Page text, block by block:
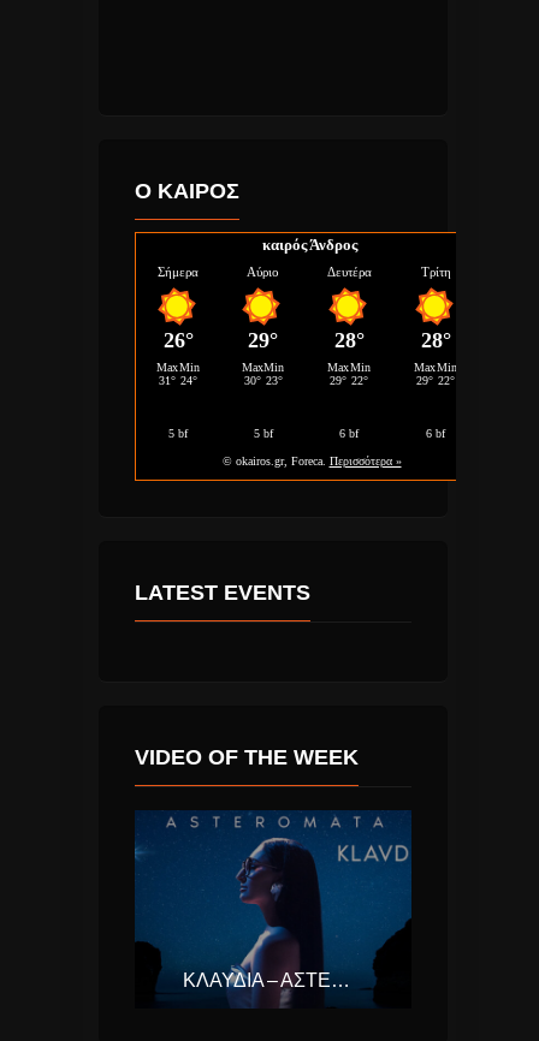
Ο ΚΑΙΡΟΣ
καιρός Άνδρος
LATEST EVENTS
VIDEO OF THE WEEK
ΚΛΑΥΔΊΑ – ΑΣΤΕΡΟΜΆΤΑ (EUROVISION ΕΛΛΆΔΑ 2025)